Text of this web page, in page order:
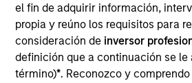
el fin de adquirir información,
propia y reúno los requisitos para
consideración de inversor
definición que a continuación se le
término)*. Reconozco y
EQUIPO
Global Opportunity